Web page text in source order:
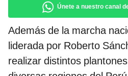
Únete a nuestro canal
Además de la marcha
liderada por Roberto
realizar distintos